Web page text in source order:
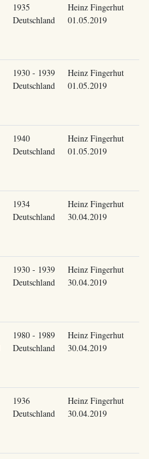
1935
Deutschland
Heinz Fingerhut
01.05.2019
1930 - 1939
Deutschland
Heinz Fingerhut
01.05.2019
1940
Deutschland
Heinz Fingerhut
01.05.2019
1934
Deutschland
Heinz Fingerhut
30.04.2019
1930 - 1939
Deutschland
Heinz Fingerhut
30.04.2019
1980 - 1989
Deutschland
Heinz Fingerhut
30.04.2019
1936
Deutschland
Heinz Fingerhut
30.04.2019